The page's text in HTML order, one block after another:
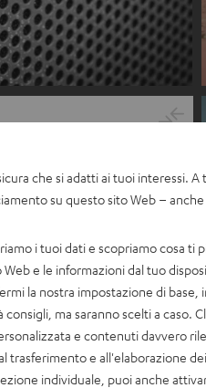
che si adatti ai tuoi interessi. A
su questo sito Web –
i tuoi dati e scopriamo cosa ti
e le informazioni dal tuo
la nostra impostazione di base,
ma saranno scelti a caso.
e contenuti davvero
trasferimento e all'elaborazione
individuale, puoi anche